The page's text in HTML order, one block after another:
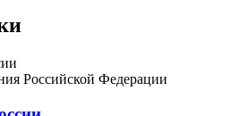
Российской Федерации